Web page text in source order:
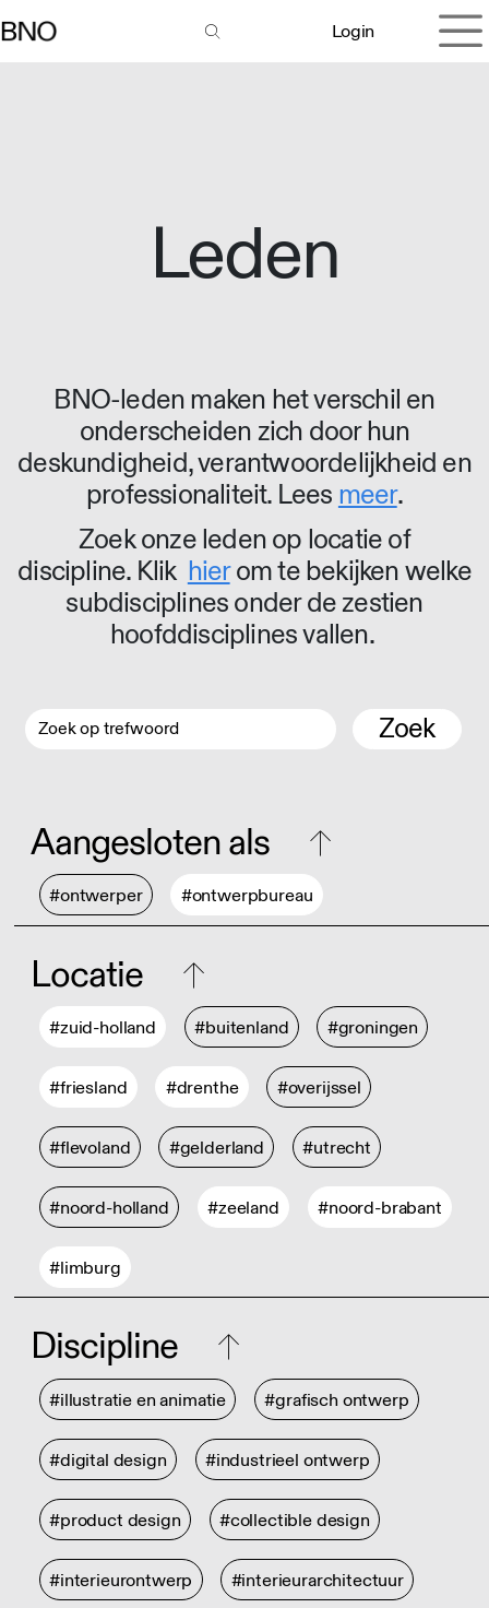
Login
Leden
BNO-leden maken het verschil en
onderscheiden zich door hun
deskundigheid, verantwoordelijkheid en
professionaliteit. Lees meer.
Zoek onze leden op locatie of
discipline. Klik hierom te bekijken welke
subdisciplines onder de zestien
hoofddisciplines vallen.
Zoek
Aangesloten als
#ontwerper #ontwerpbureau
Locatie
#zuid-holland #buitenland #groningen
#friesland #drenthe #overijssel
#flevoland #gelderland #utrecht
#noord-holland #zeeland #noord-brabant
#limburg
Discipline
#illustratie en animatie #grafisch ontwerp
#digital design #industrieel ontwerp
#product design #collectible design
#interieurontwerp #interieurarchitectuur